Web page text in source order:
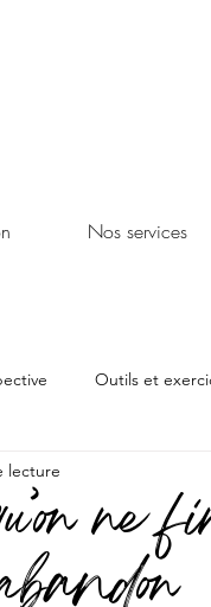
Nos services
Outils et
ne
lecture